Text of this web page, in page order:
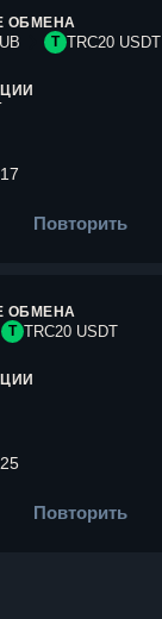
ОБМЕНА
T TRC20 USDT
Повторить
ОБМЕНА
T TRC20 USDT
Повторить